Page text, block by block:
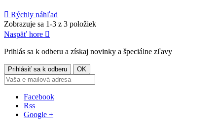
 Rýchly náhľad
Zobrazuje sa 1-3 z 3 položiek
Naspäť hore 
Prihlás sa k odberu a získaj novinky a špeciálne zľavy
Facebook
Rss
Google +